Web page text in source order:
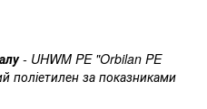
- UHWM PE "Orbilan PE
поліетилен за показниками